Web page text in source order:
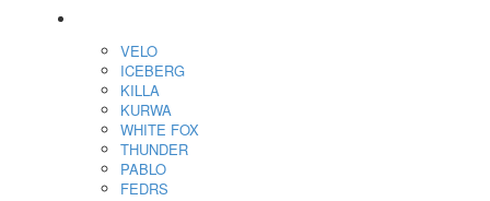
VELO
ICEBERG
KILLA
KURWA
WHITE FOX
THUNDER
PABLO
FEDRS